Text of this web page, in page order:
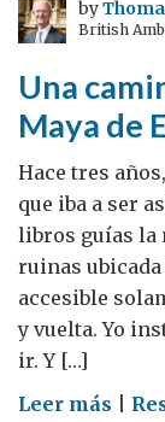
de
El
Parte
2
by
British
Una
Maya de
Hace tres
que iba a ser
libros guías la
ruinas
accesible
y vuelta. Yo
ir. Y […]
Leer más on